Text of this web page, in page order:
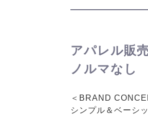
アパレル販
ノルマなし
＜BRAND
シンプル＆ベーシ